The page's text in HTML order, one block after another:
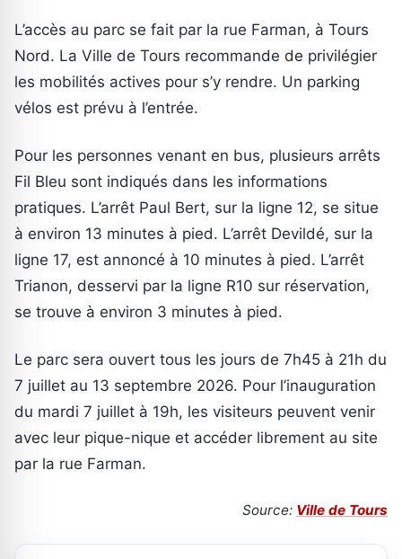
L’accès au parc se fait par la rue Farman, à Tours
Nord. La Ville de Tours recommande de privilégier
les mobilités actives pour s’y rendre. Un parking
vélos est prévu à l’entrée.
Pour les personnes venant en bus, plusieurs arrêts
Fil Bleu sont indiqués dans les informations
pratiques. L’arrêt Paul Bert, sur la ligne 12, se situe
à environ 13 minutes à pied. L’arrêt Devildé, sur la
ligne 17, est annoncé à 10 minutes à pied. L’arrêt
Trianon, desservi par la ligne R10 sur réservation,
se trouve à environ 3 minutes à pied.
Le parc sera ouvert tous les jours de 7h45 à 21h du
7 juillet au 13 septembre 2026. Pour l’inauguration
du mardi 7 juillet à 19h, les visiteurs peuvent venir
avec leur pique-nique et accéder librement au site
par la rue Farman.
Source: Ville de Tours